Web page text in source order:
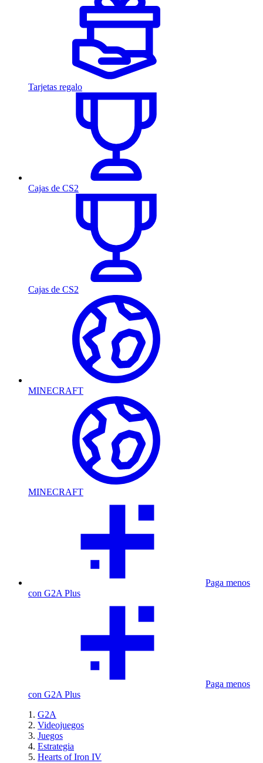
Tarjetas regalo
Cajas de CS2
Cajas de CS2
MINECRAFT
MINECRAFT
Paga menos
con G2A Plus
Paga menos
con G2A Plus
G2A
Videojuegos
Juegos
Estrategia
Hearts of Iron IV